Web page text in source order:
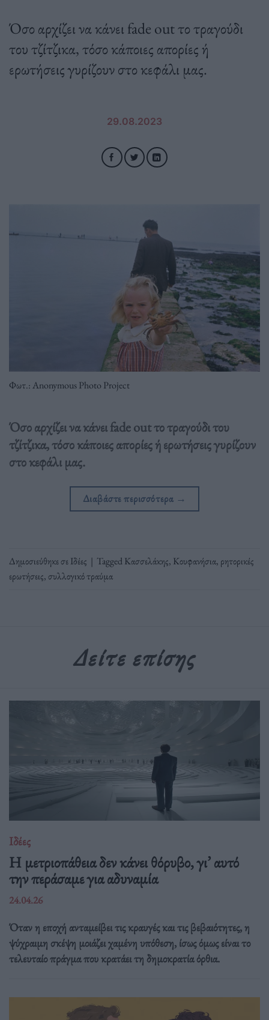
Όσο αρχίζει να κάνει fade out το τραγούδι
του τζίτζικα, τόσο κάποιες απορίες ή
ερωτήσεις γυρίζουν στο κεφάλι μας.
29.08.2023
Φωτ.: Anonymous Photo Project
Όσο αρχίζει να κάνει fade out το τραγούδι του
τζίτζικα, τόσο κάποιες απορίες ή ερωτήσεις γυρίζουν
στο κεφάλι μας.
Διαβάστε περισσότερα →
Δημοσιεύθηκε σεΙδέες | TaggedΚασσελάκης, Κουφανήσια, ρητορικές
ερωτήσεις,συλλογικό τραύμα
Δείτε επίσης
Ιδέες
Η μετριοπάθεια δεν κάνει θόρυβο, γι’ αυτό
την περάσαμε για αδυναμία
24.04.26
Όταν η εποχή ανταμείβει τις κραυγές και τις βεβαιότητες, η
ψύχραιμη σκέψη μοιάζει χαμένη υπόθεση, ίσως όμως είναι το
τελευταίο πράγμα που κρατάει τη δημοκρατία όρθια.